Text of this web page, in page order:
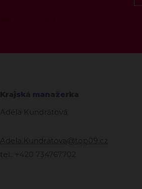
Krajská manažerka
Adéla Kundrátová
Adela.Kundratova@top09.cz
tel.: +420 734767702